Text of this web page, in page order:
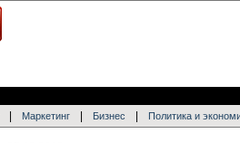
Маркетинг Бизнес Политика и